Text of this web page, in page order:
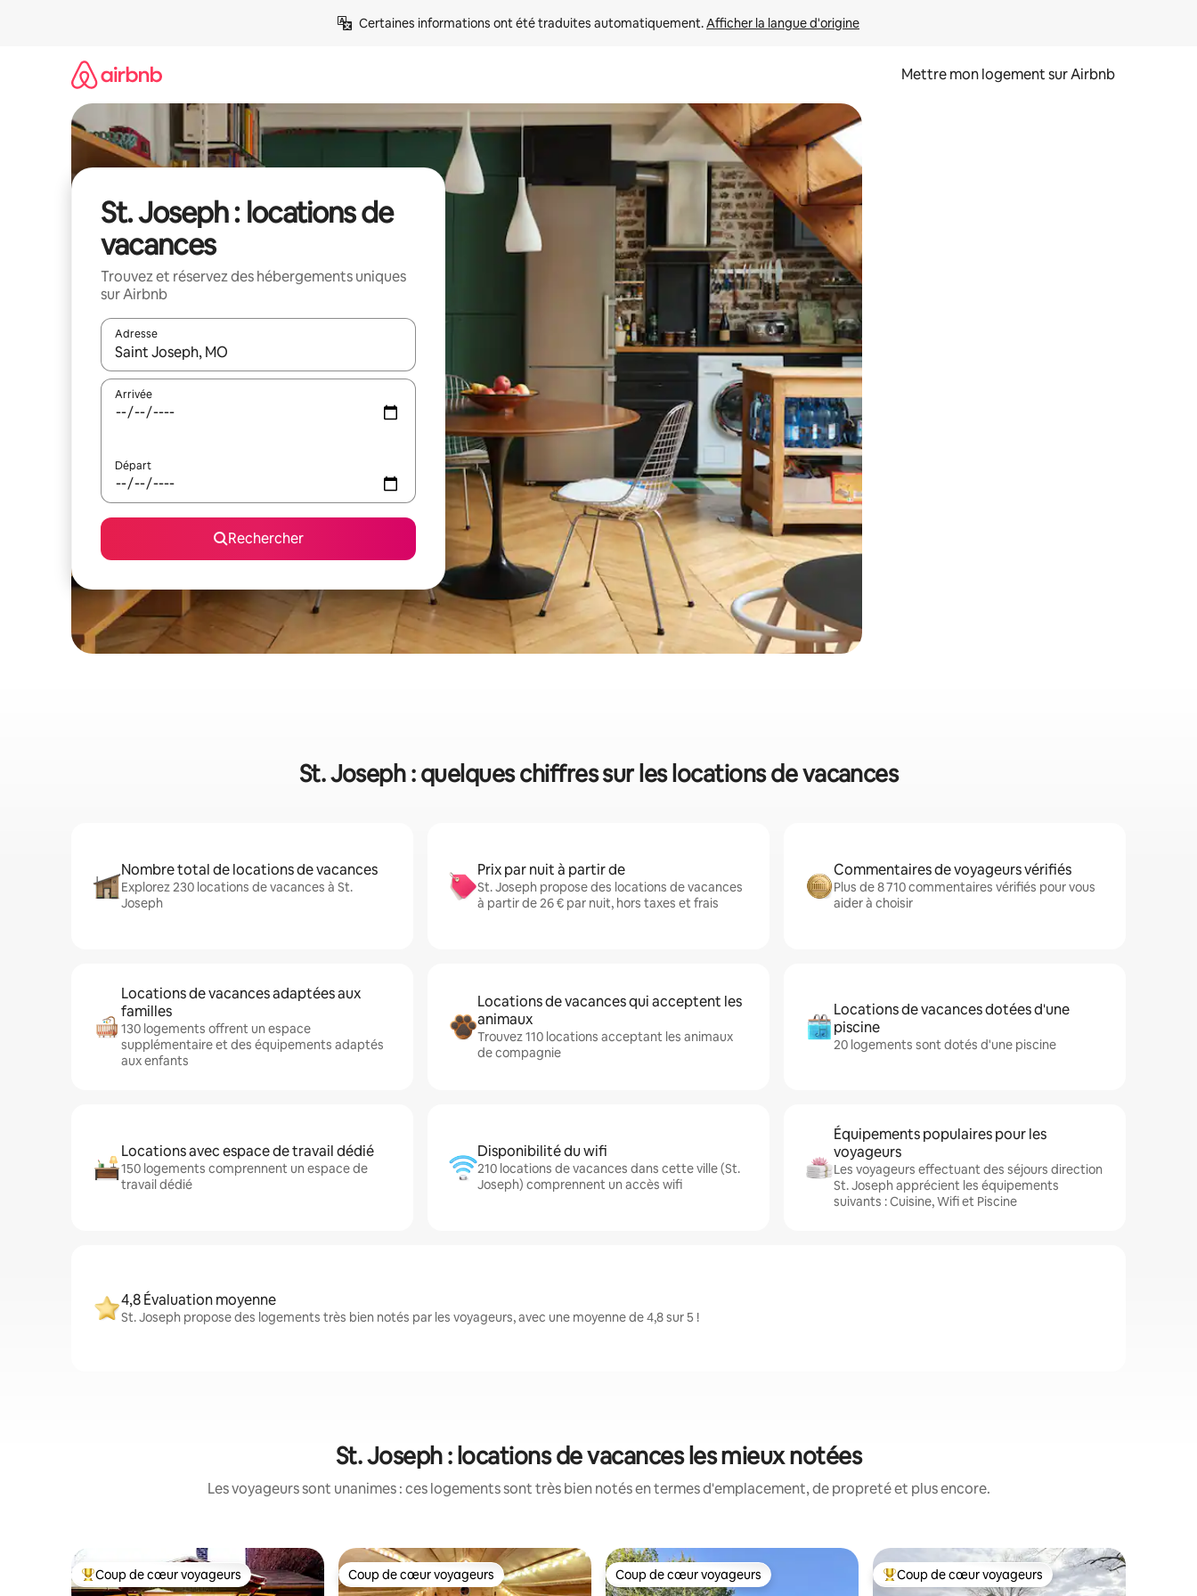
Certaines informations ont été traduites automatiquement. Afficher la langue d'origine
Mettre mon logement sur Airbnb
St. Joseph : locations de
vacances
Trouvez et réservez des hébergements uniques
sur Airbnb
Adresse
Lorsque les résultats s'affichent, utilisez les flèches vers le haut et vers le bas pour les parcourir ou en appuyant et en faisant glisser.
Arrivée
Départ
Rechercher
St. Joseph : quelques chiffres sur les locations de vacances
Nombre total de locations de vacances
Explorez 230 locations de vacances à St.
Joseph
Prix par nuit à partir de
St. Joseph propose des locations de vacances
à partir de 26 € par nuit, hors taxes et frais
Commentaires de voyageurs vérifiés
Plus de 8 710 commentaires vérifiés pour vous
aider à choisir
Locations de vacances adaptées aux
familles
130 logements offrent un espace
supplémentaire et des équipements adaptés
aux enfants
Locations de vacances qui acceptent les
animaux
Trouvez 110 locations acceptant les animaux
de compagnie
Locations de vacances dotées d'une
piscine
20 logements sont dotés d'une piscine
Locations avec espace de travail dédié
150 logements comprennent un espace de
travail dédié
Disponibilité du wifi
210 locations de vacances dans cette ville (St.
Joseph) comprennent un accès wifi
Équipements populaires pour les
voyageurs
Les voyageurs effectuant des séjours direction
St. Joseph apprécient les équipements
suivants : Cuisine, Wifi et Piscine
4,8 Évaluation moyenne
St. Joseph propose des logements très bien notés par les voyageurs, avec une moyenne de 4,8 sur 5 !
St. Joseph : locations de vacances les mieux notées
Les voyageurs sont unanimes : ces logements sont très bien notés en termes d'emplacement, de propreté et plus encore.
Coups de cœur voyageurs les plus appréciés
Coup de cœur voyageurs Coup de cœur voyageurs
Coup de cœur voyageurs Coup de cœur voyageurs
Coup de cœur voyageurs Coups de cœur voyageurs les plus appréciés
Coup de cœur voyageurs